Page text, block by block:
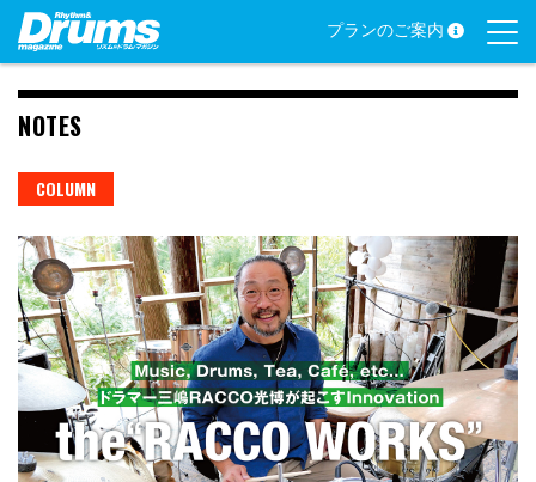
Skip
content
プランのご案内
NOTES
COLUMN